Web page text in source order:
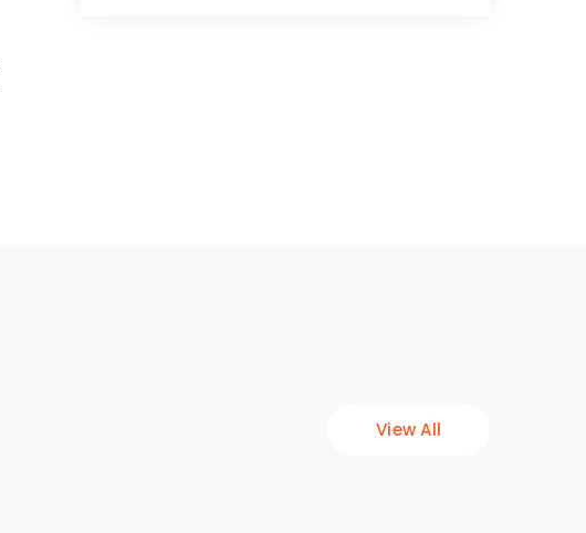
View All